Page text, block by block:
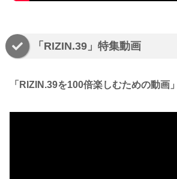
「RIZIN.39」特集動画
「RIZIN.39を100倍楽しむための動画